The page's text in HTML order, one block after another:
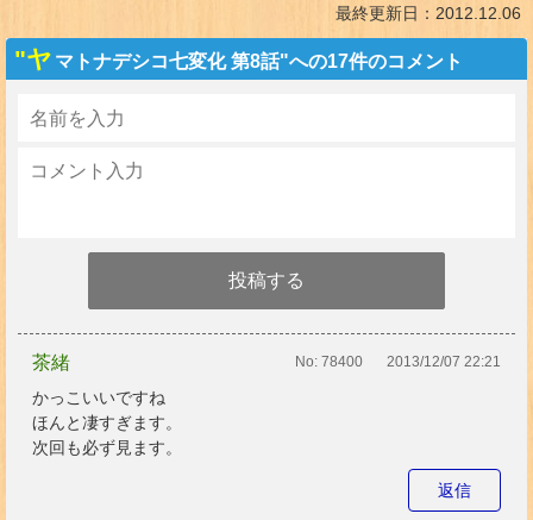
最終更新日： 2012.12.06
"ヤ マトナデシコ七変化 第8話"への17件のコメント
茶緒 No: 78400 2013/12/07 22:21
かっこいいですね
ほんと凄すぎます。
次回も必ず見ます。
返信